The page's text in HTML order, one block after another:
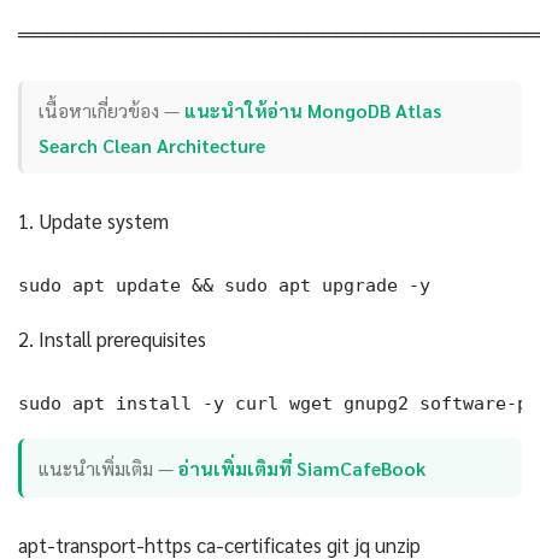
เนื้อหาเกี่ยวข้อง — แนะนำให้อ่าน MongoDB Atlas
Search Clean Architecture
1. Update system
sudo apt update && sudo apt upgrade -y
2. Install prerequisites
sudo apt install -y curl wget gnupg2 software-
แนะนำเพิ่มเติม —อ่านเพิ่มเติมที่ SiamCafeBook
apt-transport-https ca-certificates git jq unzip